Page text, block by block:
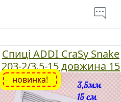
Спиці ADDI CraSy Snake
203-2/3.5-15 довжина 15
см, 5шт, №3.5 мм
новинка!